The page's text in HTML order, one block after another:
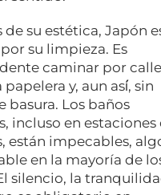
de su estética, Japón
su limpieza. Es
caminar por
papelera y, aun así́, sin
basura. Los baños
incluso en estaciones
están impecables,
en la mayoría de
silencio, la